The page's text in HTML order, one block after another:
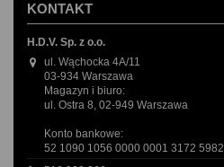
KONTAKT
H.D.V. Sp. z o.o.
ul. Wąchocka 4A/11
03-934 Warszawa
Magazyn i biuro:
ul. Ostra 8, 02-949 Warszawa
Konto bankowe:
52 1090 1056 0000 0001 3172 5982